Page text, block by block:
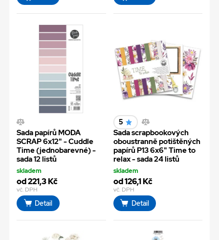
Sada papírů MODA
SCRAP 6x12" - Cuddle
Time (jednobarevné) -
sada 12 listů
skladem
od 221,3 Kč
vč. DPH
Detail
5
Sada scrapbookových
oboustranně potištěných
papírů P13 6x6" Time to
relax - sada 24 listů
skladem
od 126,1 Kč
vč. DPH
Detail